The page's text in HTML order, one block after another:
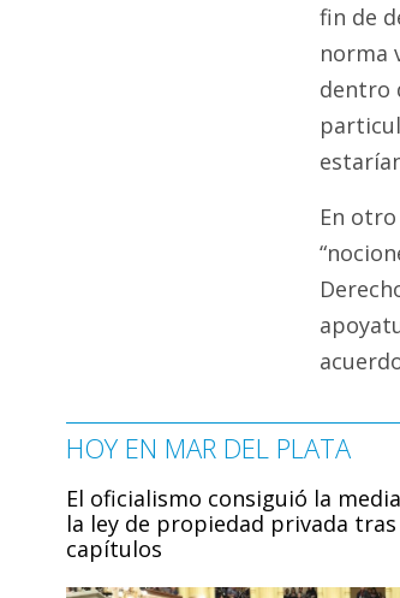
fin de
norma
dentro
En
HOY EN MAR DEL PLATA
El oficialismo consiguió la
la ley de propiedad privada
capítulos